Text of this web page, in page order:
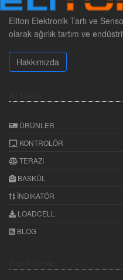
Eliton Elektronik Tartı ve
olarak ağırlık tartım ve
Hakkımızda
ÜRÜNLER
KONTROLÖR
TERAZI
BASKÜL
İNDIKATÖR
LOADCELL
BLOG